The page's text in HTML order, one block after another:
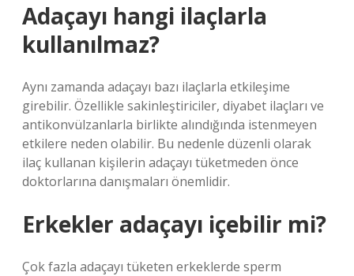
Adaçayı hangi ilaçlarla
kullanılmaz?
Aynı zamanda adaçayı bazı ilaçlarla etkileşime
girebilir. Özellikle sakinleştiriciler, diyabet ilaçları ve
antikonvülzanlarla birlikte alındığında istenmeyen
etkilere neden olabilir. Bu nedenle düzenli olarak
ilaç kullanan kişilerin adaçayı tüketmeden önce
doktorlarına danışmaları önemlidir.
Erkekler adaçayı içebilir mi?
Çok fazla adaçayı tüketen erkeklerde sperm